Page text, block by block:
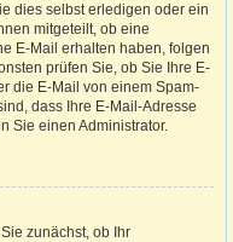
dies selbst erledigen oder ein
mitgeteilt, ob eine
E-Mail erhalten haben, folgen
prüfen Sie, ob Sie Ihre E-
die E-Mail von einem Spam-
dass Ihre E-Mail-Adresse
Sie einen Administrator.
zunächst, ob Ihr